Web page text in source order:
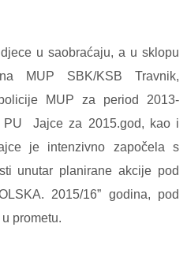
u saobraćaju, a u sklopu
MUP SBK/KSB Travnik,
MUP za period 2013-
PU Jajce za 2015.god, kao i
je intenzivno započela s
unutar planirane akcije pod
2015/16” godina, pod
prometu.